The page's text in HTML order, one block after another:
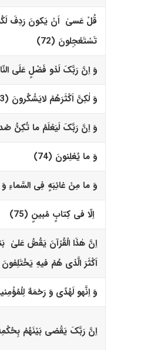
قُلْ عَسیٰ اَنْ یَکونَ رَدِفَ
تَسْتَعْجِلونَ (72)‏
وَ اِنَّ رَبَّکَ لَذو فَضْلٍ عَلَى
وَ لٰکِنَّ اَکْثَرَهُمْ لایَشْکُرونَ (73)‏
وَ اِنَّ رَبَّکَ لَیَعْلَمُ ما تُکِنُّ
وَ ما یُعْلِنونَ (74)‏
وَ ما مِنْ غائِبَهٍ فِى السَّماءِ
اِلّا فى کِتابٍ مُبینٍ (75)‏
اِنَّ هٰذَا الْقُرْآنَ یَقُصُّ عَلیٰ
اَکْثَرَ الَّذى هُمْ فیهِ یَخْتَلِفونَ
وَ اِنَّهولَهُدًى وَ رَحْمَهٌ
اِنَّ رَبَّکَ یَقْضى بَیْنَهُمْ